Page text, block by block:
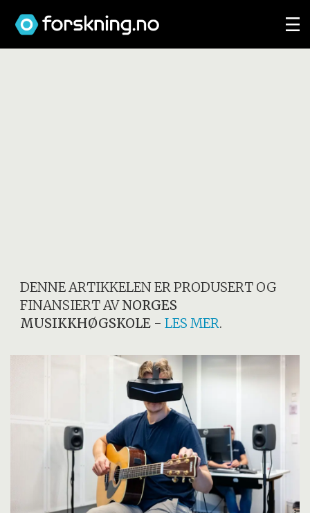
DENNE ARTIKKELEN ER PRODUSERT OG
FINANSIERT AVNORGES
MUSIKKHØGSKOLE -LES MER.